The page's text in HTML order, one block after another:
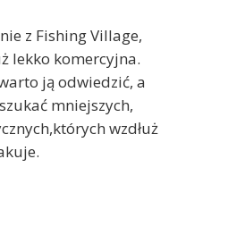
z Fishing Village,
lekko komercyjna.
ją odwiedzić, a
mniejszych,
wzdłuż